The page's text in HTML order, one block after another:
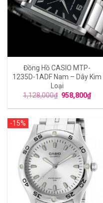
Đồng Hồ CASIO MTP-
1235D-1ADF Nam – Dây Kim
Loại
1,128,000₫ 958,800₫
-15%